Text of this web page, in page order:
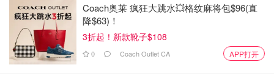
Coach奥莱 疯狂大跳水💥格纹麻将包$96(直
降$63)！
3折起！新款靴子$108
0 Coach Outlet CA APP打开